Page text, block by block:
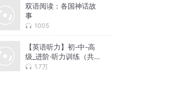
双语阅读：各国神话故
事
1005
【英语听力】初-中-高
级_进阶·听力训练（共
99集）
1.7万